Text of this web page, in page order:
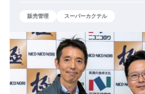
販売管理 スーパーカクテル